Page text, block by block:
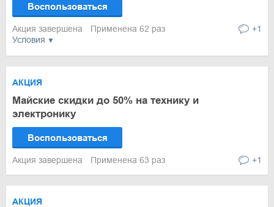
Условия
Воспользоваться
Акция завершена Применена 62 раз +1
АКЦИЯ
Майские скидки до 50% на технику и
электронику
Воспользоваться
Акция завершена Применена 63 раз +1
АКЦИЯ